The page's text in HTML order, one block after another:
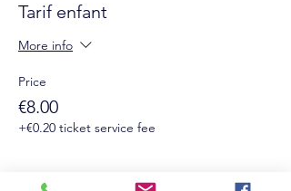
Tarif enfant
More info
Price
€8.00
+€0.20 ticket service fee